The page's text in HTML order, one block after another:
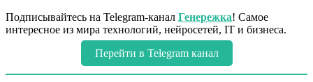
Подписывайтесь на Telegram-канал Генережка! Самое
интересное из мира технологий, нейросетей, IT и бизнеса.
Перейти в Telegram канал